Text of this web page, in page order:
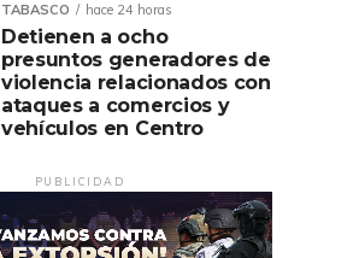
TABASCO hace 24 horas
Detienen a ocho
presuntos generadores de
violencia relacionados con
ataques a comercios y
vehículos en Centro
PUBLICIDAD